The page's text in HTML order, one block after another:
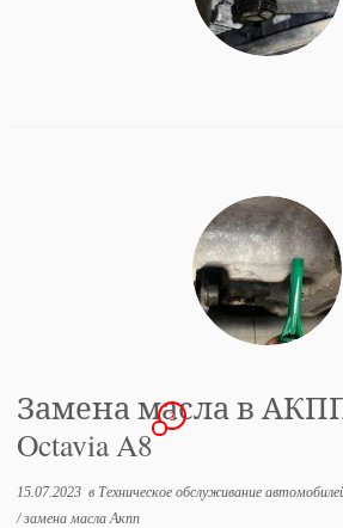
Замена масла в
Octavia A8
2
15.07.2023 в Техническое обслуживание
/замена масла Акпп